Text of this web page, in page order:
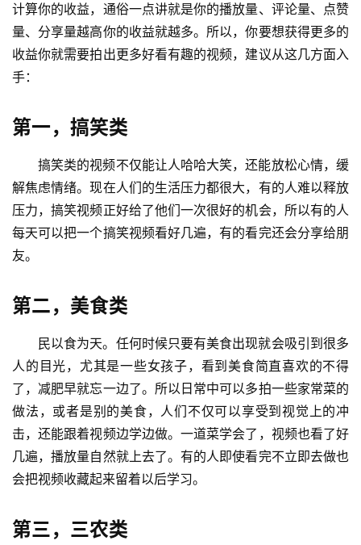
计算你的收益，通俗一点讲就是你的播放量、评论量、点赞
量、分享量越高你的收益就越多。所以，你要想获得更多的
收益你就需要拍出更多好看有趣的视频，建议从这几方面入
手：
第一，搞笑类
搞笑类的视频不仅能让人哈哈大笑，还能放松心情，缓
解焦虑情绪。现在人们的生活压力都很大，有的人难以释放
压力，搞笑视频正好给了他们一次很好的机会，所以有的人
每天可以把一个搞笑视频看好几遍，有的看完还会分享给朋
友。
第二，美食类
民以食为天。任何时候只要有美食出现就会吸引到很多
人的目光，尤其是一些女孩子，看到美食简直喜欢的不得
了，减肥早就忘一边了。所以日常中可以多拍一些家常菜的
做法，或者是别的美食，人们不仅可以享受到视觉上的冲
击，还能跟着视频边学边做。一道菜学会了，视频也看了好
几遍，播放量自然就上去了。有的人即使看完不立即去做也
会把视频收藏起来留着以后学习。
第三，三农类